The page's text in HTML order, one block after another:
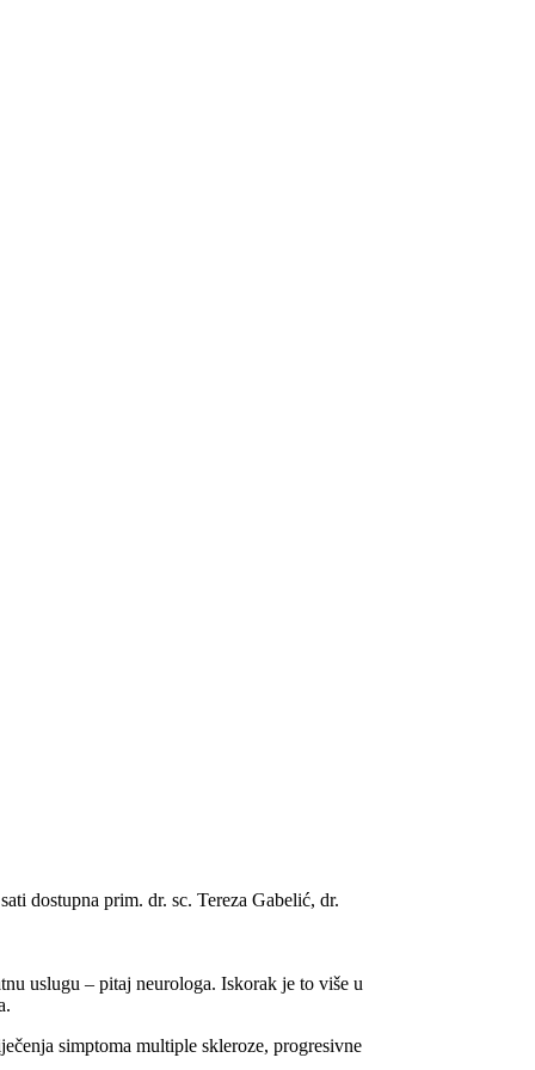
dostupna prim. dr. sc. Tereza Gabelić, dr.
uslugu – pitaj neurologa. Iskorak je to više u
simptoma multiple skleroze, progresivne